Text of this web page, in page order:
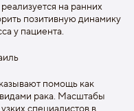
на ранних
позитивную динамику
у пациента.
помощь как
рака. Масштабы
специалистов в